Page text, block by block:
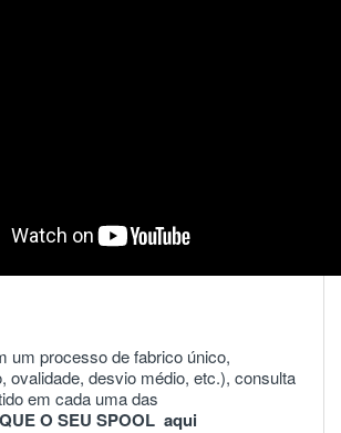
um processo de fabrico único,
ovalidade, desvio médio, etc.), consulta
em cada uma das
O SEU SPOOL aqui